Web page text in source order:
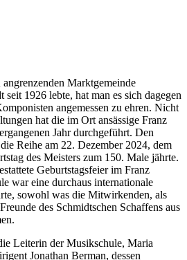
Marktgemeinde
1926 lebte, hat man es sich dagegen
angemessen zu ehren. Nicht
hat die im Ort ansässige Franz
Jahr durchgeführt. Den
Reihe am 22. Dezember 2024, dem
des Meisters zum 150. Male jährte.
Geburtstagsfeier im Franz
war eine durchaus internationale
sowohl was die Mitwirkenden, als
des Schmidtschen Schaffens aus
Leiterin der Musikschule, Maria
Jonathan Berman, dessen